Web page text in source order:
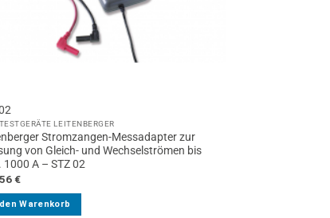
LEITENBERGER
Stromzangen-Messadapter zur
von Gleich- und Wechselströmen bis
1000 A – STZ 02
€
Warenkorb